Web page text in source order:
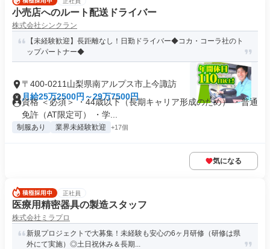
小売店へのルート配送ドライバー
株式会社シンクラン
【未経験歓迎】長距離なし！日勤ドライバー◆コカ・コーラ社のト
ップパートナー◆
〒400-0211山梨県南アルプス市上今諏訪
月給25万2500円～29万7500円
資格 ＜必須＞ ・44歳以下（長期キャリア形成のため） ・普通
免許（AT限定可） ・学...
制服あり 業界未経験歓迎 +17個
気になる
正社員
医療用精密器具の製造スタッフ
株式会社ミラプロ
新規プロジェクトで大募集！未経験も安心の6ヶ月研修（研修は県
外にて実施）◎土日祝休み＆長期...